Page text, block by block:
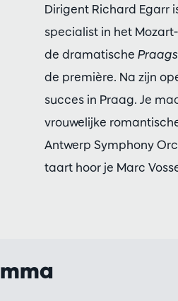
Dirigent Richard Egarr
specialist in het
de dramatische
de première. Na zijn
succes in Praag. Je
vrouwelijke
Antwerp Symphony
taart hoor je Marc